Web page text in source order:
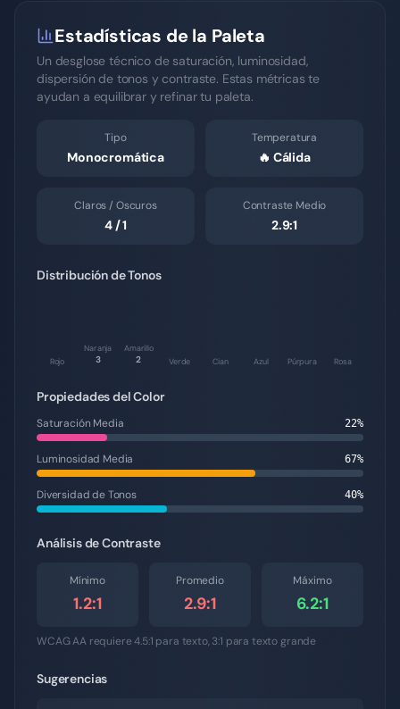
Estadísticas de la Paleta
Un desglose técnico de saturación, luminosidad,
dispersión de tonos y contraste. Estas métricas te
ayudan a equilibrar y refinar tu paleta.
Tipo
Monocromática
Temperatura
🔥 Cálida
Claros / Oscuros
4/1
Contraste Medio
2.9:1
Distribución de Tonos
Rojo
Naranja
3
Amarillo
2 Verde Cian Azul Púrpura Rosa
Propiedades del Color
Saturación Media 22%
Luminosidad Media 67%
Diversidad de Tonos 40%
Análisis de Contraste
Mínimo
1.2:1
Promedio
2.9:1
Máximo
6.2:1
WCAG AA requiere 4.5:1 para texto, 3:1 para texto grande
Sugerencias